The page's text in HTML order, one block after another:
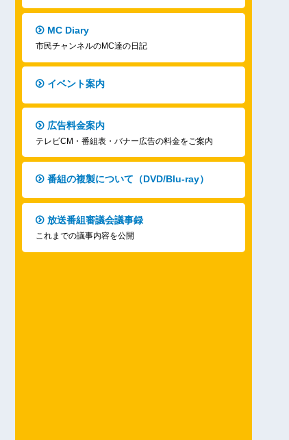
MC Diary
市民チャンネルのMC達の日記
イベント案内
広告料金案内
テレビCM・番組表・バナー広告の料金をご案内
番組の複製について（DVD/Blu-ray）
放送番組審議会議事録
これまでの議事内容を公開